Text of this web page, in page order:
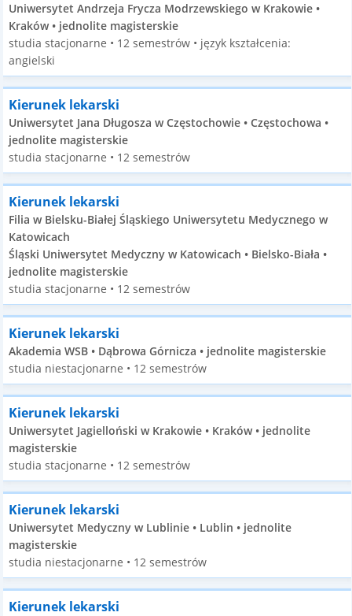
Uniwersytet Andrzeja Frycza Modrzewskiego w Krakowie •
Kraków • jednolite magisterskie
studia stacjonarne • 12 semestrów • język kształcenia:
angielski
Kierunek lekarski
Uniwersytet Jana Długosza w Częstochowie • Częstochowa •
jednolite magisterskie
studia stacjonarne • 12 semestrów
Kierunek lekarski
Filia w Bielsku-Białej Śląskiego Uniwersytetu Medycznego w
Katowicach
Śląski Uniwersytet Medyczny w Katowicach • Bielsko-Biała •
jednolite magisterskie
studia stacjonarne • 12 semestrów
Kierunek lekarski
Akademia WSB • Dąbrowa Górnicza • jednolite magisterskie
studia niestacjonarne • 12 semestrów
Kierunek lekarski
Uniwersytet Jagielloński w Krakowie • Kraków • jednolite
magisterskie
studia stacjonarne • 12 semestrów
Kierunek lekarski
Uniwersytet Medyczny w Lublinie • Lublin • jednolite
magisterskie
studia niestacjonarne • 12 semestrów
Kierunek lekarski